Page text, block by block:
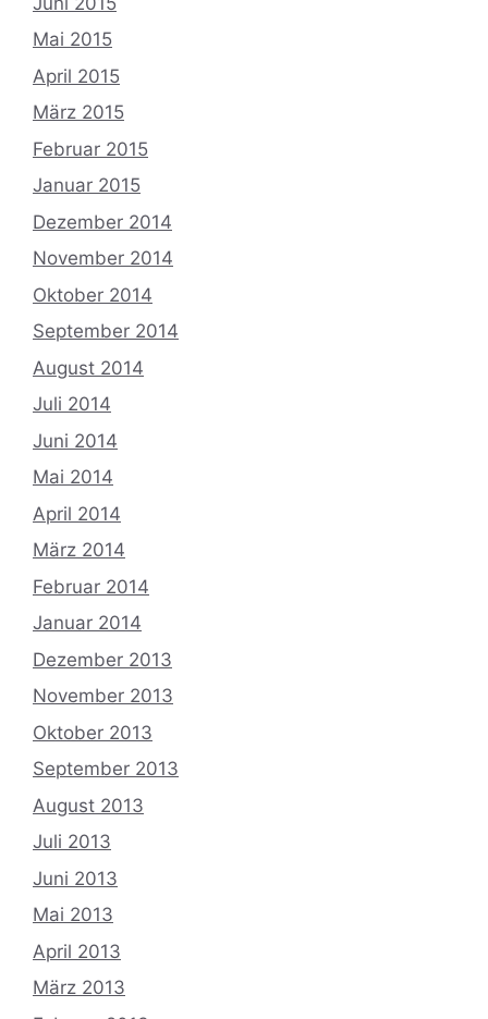
Mai 2015
April 2015
März 2015
Februar 2015
Januar 2015
Dezember 2014
November 2014
Oktober 2014
September 2014
August 2014
Juli 2014
Juni 2014
Mai 2014
April 2014
März 2014
Februar 2014
Januar 2014
Dezember 2013
November 2013
Oktober 2013
September 2013
August 2013
Juli 2013
Juni 2013
Mai 2013
April 2013
März 2013